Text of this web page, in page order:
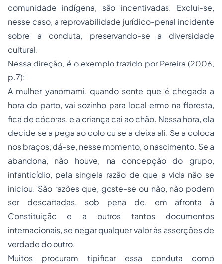
comunidade indígena, são incentivadas. Exclui-se,
nesse caso, a reprovabilidade jurídico-penal incidente
sobre a conduta, preservando-se a diversidade
cultural.
Nessa direção, é o exemplo trazido por Pereira (2006,
p.7):
A mulher yanomami, quando sente que é chegada a
hora do parto, vai sozinho para local ermo na floresta,
fica de cócoras, e a criança cai ao chão. Nessa hora, ela
decide se a pega ao colo ou se a deixa ali. Se a coloca
nos braços, dá-se, nesse momento, o nascimento. Se a
abandona, não houve, na concepção do grupo,
infanticídio, pela singela razão de que a vida não se
iniciou. São razões que, goste-se ou não, não podem
ser descartadas, sob pena de, em afronta à
Constituição e a outros tantos documentos
internacionais, se negar qualquer valor às asserções de
verdade do outro.
Muitos procuram tipificar essa conduta como